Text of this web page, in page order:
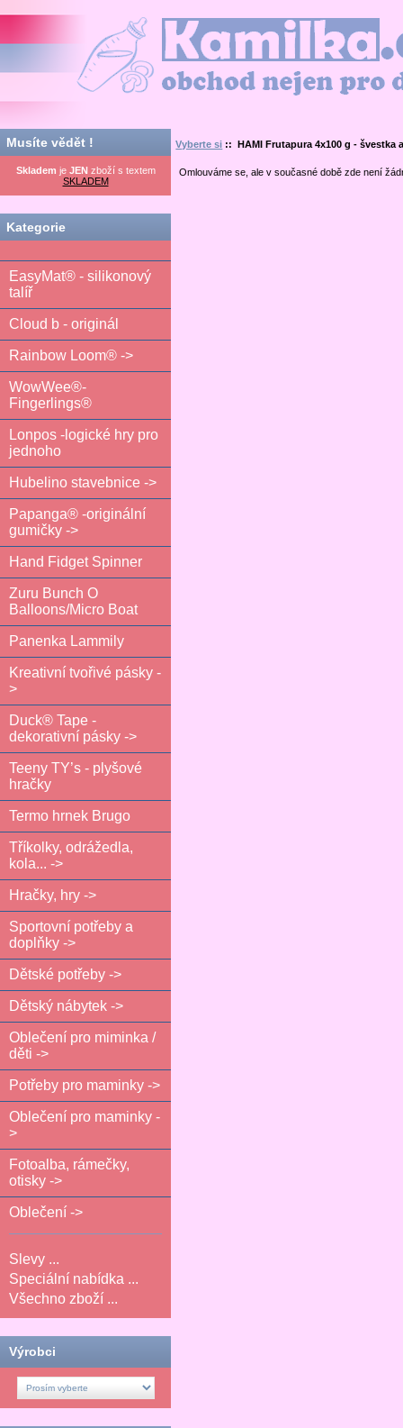
Kamilka.cz - obchod nejen pro děti
Musíte vědět !
Skladem je JENzboží s textem
SKLADEM
Kategorie
EasyMat® - silikonový
talíř
Cloud b - originál
Rainbow Loom® ->
WowWee®-
Fingerlings®
Lonpos -logické hry pro
jednoho
Hubelino stavebnice ->
Papanga® -originální
gumičky ->
Hand Fidget Spinner
Zuru Bunch O
Balloons/Micro Boat
Panenka Lammily
Kreativní tvořivé pásky -
>
Duck® Tape -
dekorativní pásky ->
Teeny TY’s - plyšové
hračky
Termo hrnek Brugo
Tříkolky, odrážedla,
kola... ->
Hračky, hry ->
Sportovní potřeby a
doplňky ->
Dětské potřeby ->
Dětský nábytek ->
Oblečení pro miminka /
děti ->
Potřeby pro maminky ->
Oblečení pro maminky -
>
Fotoalba, rámečky,
otisky ->
Oblečení ->
Slevy ...
Speciální nabídka ...
Všechno zboží ...
Výrobci
Vyberte si :: HAMI Frutapura 4x100 g - švestka
Omlouváme se, ale v současné době zde není